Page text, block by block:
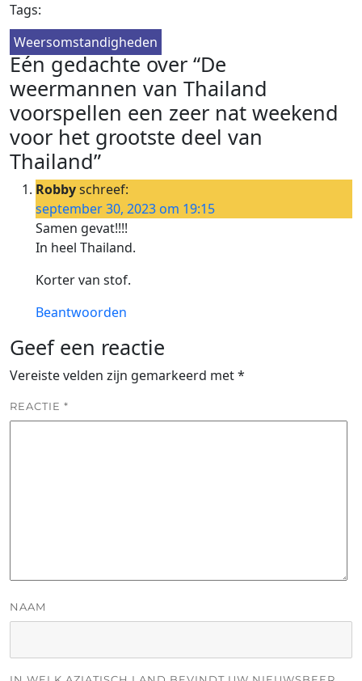
Tags:
Weersomstandigheden
Eén gedachte over “De
weermannen van Thailand
voorspellen een zeer nat weekend
voor het grootste deel van
Thailand”
Robbyschreef:
september 30, 2023 om 19:15
Samen gevat!!!!
In heel Thailand.
Korter van stof.
Beantwoorden
Geef een reactie
Vereiste velden zijn gemarkeerd met*
REACTIE *
NAAM